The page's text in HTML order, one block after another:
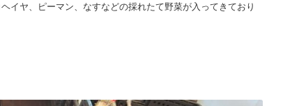
イヤ、ピーマン、なすなどの採れたて野菜が入ってきており